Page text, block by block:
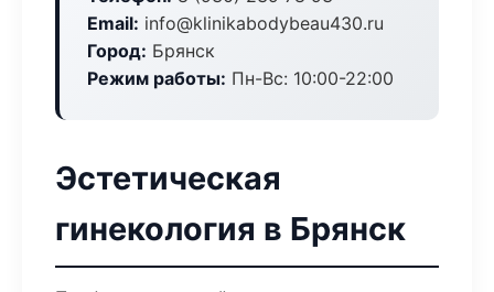
Email: info@klinikabodybeau430.ru
Город: Брянск
Режим работы: Пн-Вс: 10:00-22:00
Эстетическая
гинекология в Брянск